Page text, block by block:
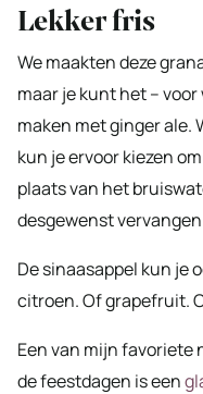
Lekker fris
We maakten deze
maar je kunt het –
maken met ginger ale.
kun je ervoor kiezen
plaats van het
desgewenst
De sinaasappel kun je
citroen. Of grapefruit.
Een van mijn
de feestdagen is een